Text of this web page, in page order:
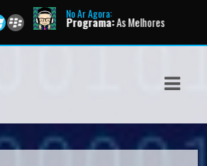
No Ar Agora:
| Programa:As Melhores